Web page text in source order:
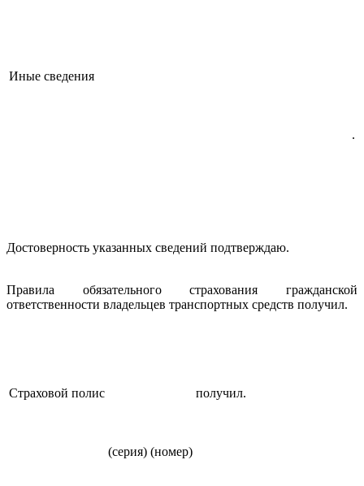
Иные сведения
.
Достоверность указанных сведений подтверждаю.
Правила обязательного страхования гражданской
ответственности владельцев транспортных средств получил.
Страховой полис получил.
(серия) (номер)